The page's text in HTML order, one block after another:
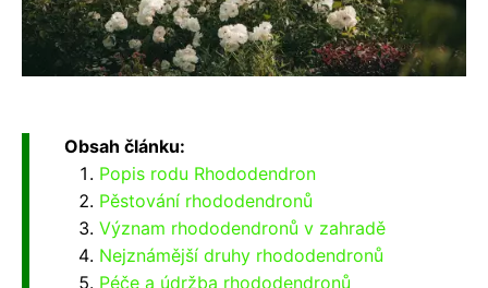
Obsah článku:
Popis rodu Rhododendron
Pěstování rhododendronů
Význam rhododendronů v zahradě
Nejznámější druhy rhododendronů
Péče a údržba rhododendronů